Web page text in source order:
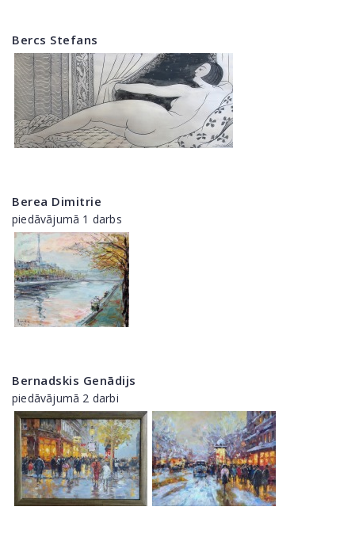
Bercs Stefans
Berea Dimitrie
piedāvājumā 1 darbs
Bernadskis Genādijs
piedāvājumā 2 darbi